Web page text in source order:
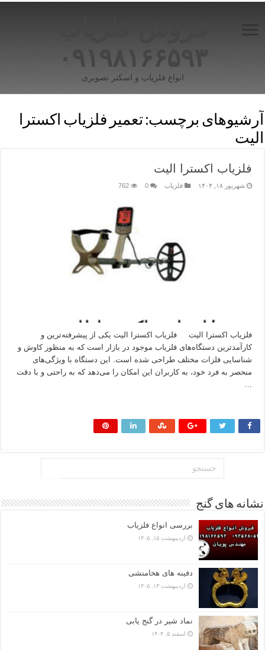
۰۹۱۹۸۱۶۶۵۹۳
انواع فلزیاب و اسکنر تصویری
آرشیوهای برچسب:تعمیر فلزیاب اکسترا
الیت
فلزیاب اکسترا الیت
شهریور ۱۸, ۱۴۰۴ فلزیاب 0
762
فلزیاب اکسترا الیت فلزیاب اکسترا الیت یکی از پیشرفته‌ترین و
کارآمدترین دستگاه‌های فلزیاب موجود در بازار است که به منظور کاوش و
شناسایی فلزات مختلف طراحی شده است. این دستگاه با ویژگی‌های
منحصر به فرد خود، به کاربران این امکان را می‌دهد که به راحتی و با دقت
نشانه های گنج
بررسی انواع فلزیاب
اردیبهشت ۱۵, ۱۴۰۵
دفینه های هخامنشی
اردیبهشت ۱۳, ۱۴۰۵
نماد شیر در گنج یابی
اسفند ۵, ۱۴۰۴